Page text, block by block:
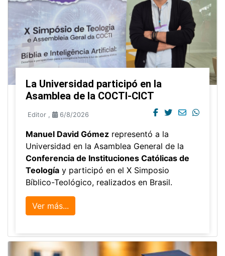
La Universidad participó en la
Asamblea de la COCTI-CICT
Editor , 6/8/2026
Manuel David Gómez representó a la
Universidad en la Asamblea General de la
Conferencia de Instituciones Católicas de
Teología y participó en el X Simposio
Bíblico-Teológico, realizados en Brasil.
Ver más...